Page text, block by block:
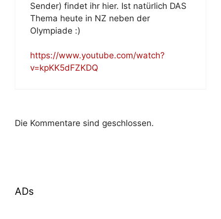
Sender) findet ihr hier. Ist natürlich DAS
Thema heute in NZ neben der
Olympiade :)
https://www.youtube.com/watch?
v=kpKK5dFZKDQ
Die Kommentare sind geschlossen.
ADs